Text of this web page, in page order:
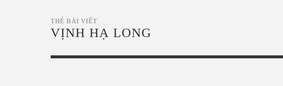
THẺ BÀI VIẾT
VỊNH HẠ LONG